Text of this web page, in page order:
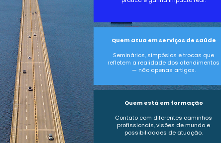
Quem atua em serviços de saúde
Seminários, simpósios e trocas que
refletem a realidade dos atendimentos
— não apenas artigos.
Quem está em formação
Contato com diferentes caminhos
profissionais, visões de mundo e
possibilidades de atuação.